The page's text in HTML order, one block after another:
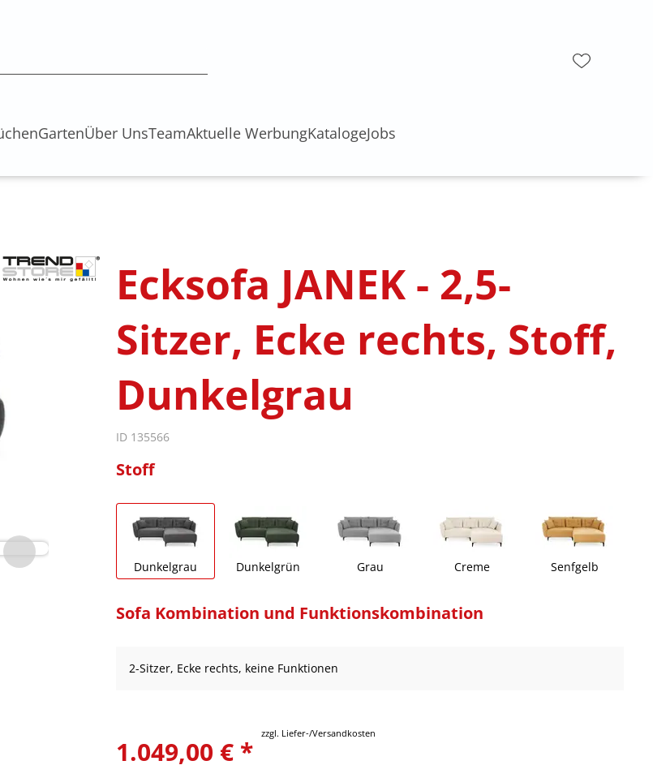
GartenÜber UnsTeamAktuelle WerbungKatalogeJobs
Ecksofa JANEK - 2,5-
Sitzer, Ecke rechts, Stoff,
Dunkelgrau
ID 135566
Stoff
Dunkelgrau Dunkelgrün Grau Creme Senfgelb
Sofa Kombination und Funktionskombination
2-Sitzer, Ecke rechts, keine Funktionen
1.049,00 € *
zzgl. Liefer-/Versandkosten